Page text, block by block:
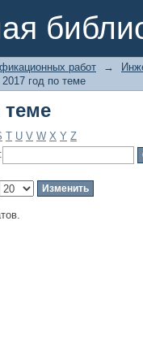
работ →
год по теме
теме
T U V W X Y Z